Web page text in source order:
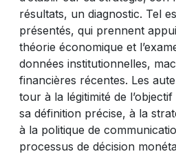
résultats, un diagnostic. Tel
présentés, qui prennent
théorie économique et
données institutionnelles,
financières récentes. Les
tour à la légitimité de
sa définition précise, à la
à la politique de
processus de décision